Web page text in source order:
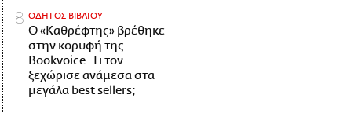
ΟΔΗΓΟΣ ΒΙΒΛΙΟΥ
Ο «Καθρέφτης» βρέθηκε
στην κορυφή της
Bookvoice. Τι τον
ξεχώρισε ανάμεσα στα
μεγάλα best sellers;